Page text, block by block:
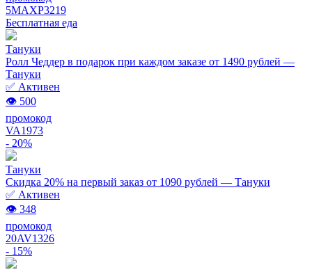
5MAXP3219
Бесплатная еда
Тануки
Ролл Чеддер в подарок при каждом заказе от 1490 рублей —
Тануки
✅ Активен
👁 500
промокод
VA1973
- 20%
Тануки
Скидка 20% на первый заказ от 1090 рублей — Тануки
✅ Активен
👁 348
промокод
20AV1326
- 15%